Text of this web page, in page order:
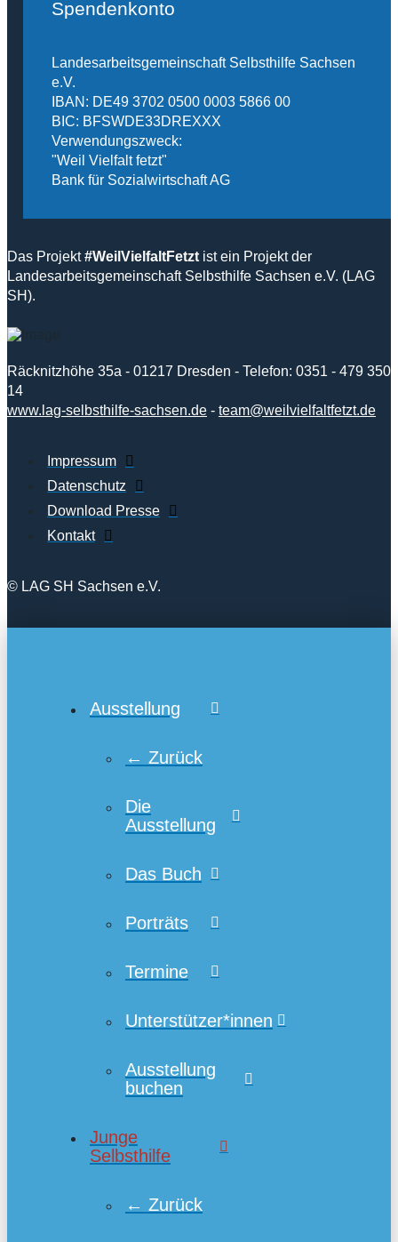
Spendenkonto
Landesarbeitsgemeinschaft Selbsthilfe Sachsen
e.V.
IBAN: DE49 3702 0500 0003 5866 00
BIC: BFSWDE33DREXXX
Verwendungszweck:
"Weil Vielfalt fetzt"
Bank für Sozialwirtschaft AG
Das Projekt#WeilVielfaltFetzt ist ein Projekt der
Landesarbeitsgemeinschaft Selbsthilfe Sachsen e.V. (LAG
SH).
Räcknitzhöhe 35a - 01217 Dresden - Telefon: 0351 - 479 350
14
www.lag-selbsthilfe-sachsen.de - team@weilvielfaltfetzt.de
Impressum
Datenschutz
Download Presse
Kontakt
© LAG SH Sachsen e.V.
Ausstellung
← Zurück
Die
Ausstellung
Das Buch
Porträts
Termine
Unterstützer*innen
Ausstellung
buchen
Junge
Selbsthilfe
← Zurück